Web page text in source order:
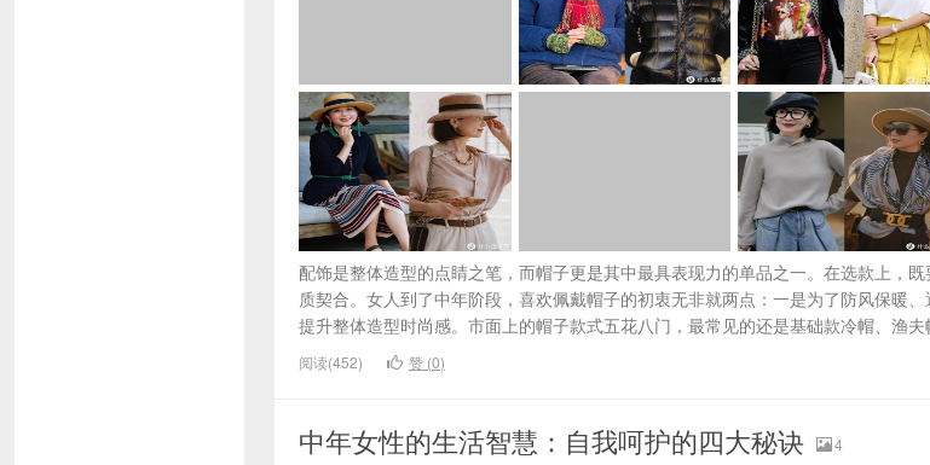
配饰是整体造型的点睛之笔，而帽子更是其中最具表现力的单品之一。在选款上，
质契合。女人到了中年阶段，喜欢佩戴帽子的初衷无非就两点：一是为了防风保暖、
提升整体造型时尚感。市面上的帽子款式五花八门，最常见的还是基础款冷帽、渔夫
阅读(452) 赞 (0)
中年女性的生活智慧：自我呵护的四大秘诀 4